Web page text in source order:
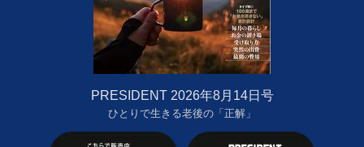
PRESIDENT 2026年8月14日号
ひとりで生きる老後の「正解」